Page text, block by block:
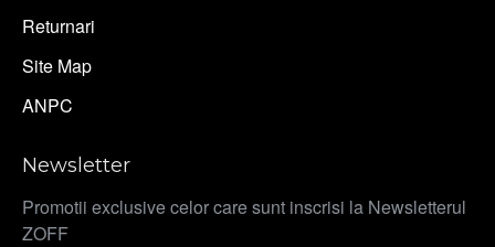
Returnari
Site Map
ANPC
Newsletter
Promotii exclusive celor care sunt inscrisi la Newsletterul
ZOFF